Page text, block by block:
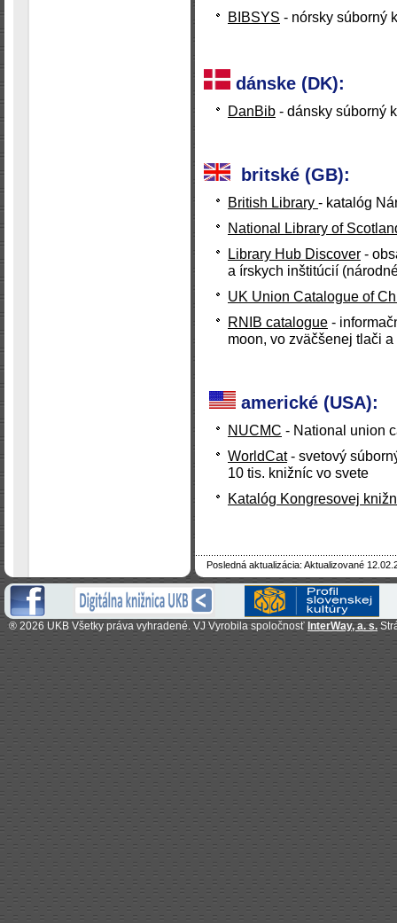
BIBSYS - nórsky súborný
dánske (DK):
DanBib - dánsky súborný
britské (GB):
British Library - katalóg
National Library of
Library Hub Discover -
a írskych inštitúcií
UK Union Catalogue of
RNIB catalogue -
moon, vo zväčšenej tlači
americké (USA):
NUCMC - National union
WorldCat- svetový
10 tis. knižníc vo svete
Katalóg Kongresovej
Posledná aktualizácia: Aktualizované
® 2026 UKB Všetky práva vyhradené. VJ Vyrobila spoločnosť InterWay, a. s.